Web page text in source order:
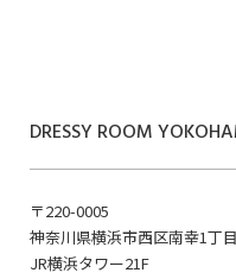
DRESSY ROOM
〒220-0005
神奈川県横浜市西区南幸1丁
JR横浜タワー21F